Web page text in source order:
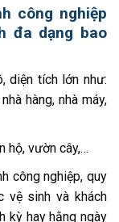
công nghiệp
đa dạng bao
diện tích lớn như:
hàng, nhà máy,
hộ, vườn cây,…
công nghiệp, quy
vệ sinh và khách
kỳ hay hằng ngày